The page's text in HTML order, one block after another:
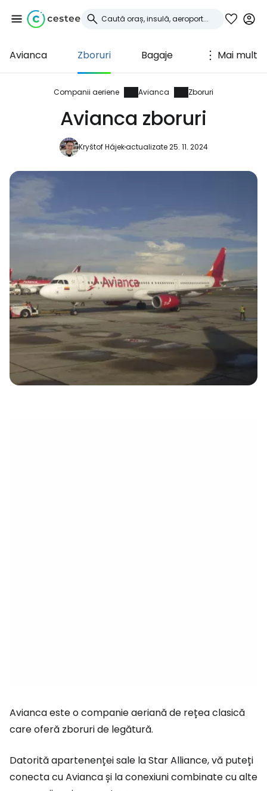
Avianca Zboruri Bagaje Mai mult
Companii aeriene Avianca Zboruri
Avianca zboruri
Kryštof Hájekactualizate 25. 11. 2024
Avianca este o companie aeriană de rețea clasică
care oferă zboruri de legătură.
Datorită apartenenței sale la Star Alliance, vă puteți
conecta cu Avianca și la conexiuni combinate cu alte
Conectați-vă la
Cestee
... comunitatea mondială a călătorilor
Continuați cu Facebook
Continuați cu e-mailul